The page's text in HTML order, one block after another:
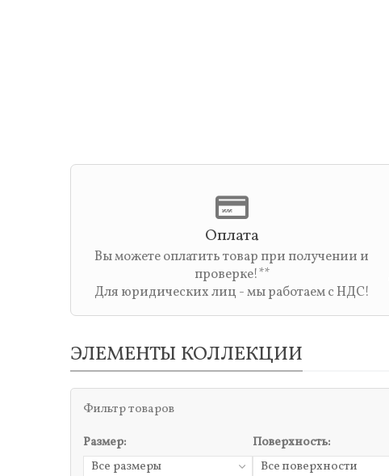
Оплата
Вы можете оплатить товар при получении и
проверке!**
Для юридических лиц - мы работаем с НДС!
ЭЛЕМЕНТЫ КОЛЛЕКЦИИ
Фильтр товаров
Размер:
Все размеры
Поверхность:
Все поверхности